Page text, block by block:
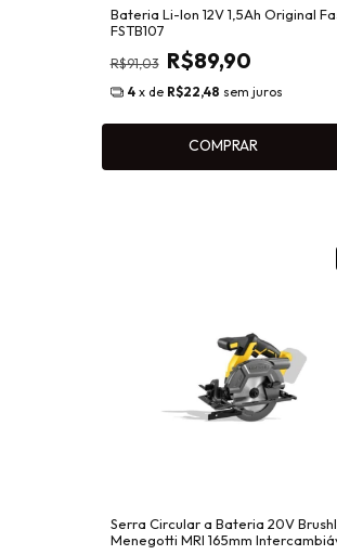
Bateria Li-Ion 12V 1,5Ah Original
FSTB107
R$91,03 R$89,90
4 x de R$22,48 sem juros
COMPRAR
Serra Circular a Bateria 20V
Menegotti MRI 165mm